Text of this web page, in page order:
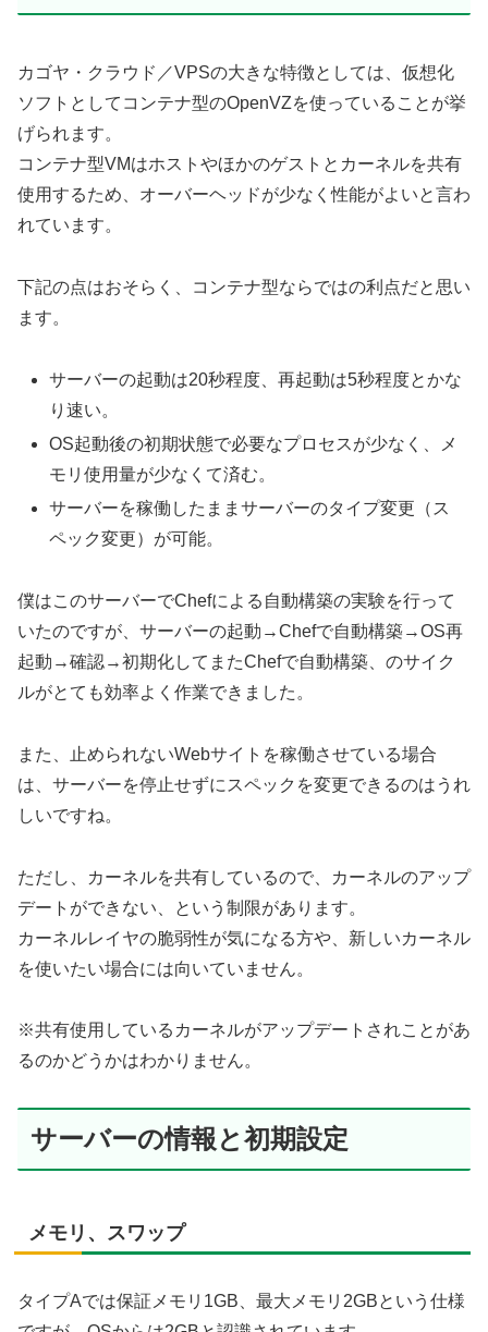
カゴヤ・クラウド／VPSの大きな特徴としては、仮想化
ソフトとしてコンテナ型のOpenVZを使っていることが挙
げられます。
コンテナ型VMはホストやほかのゲストとカーネルを共有
使用するため、オーバーヘッドが少なく性能がよいと言わ
れています。
下記の点はおそらく、コンテナ型ならではの利点だと思い
ます。
サーバーの起動は20秒程度、再起動は5秒程度とかな
り速い。
OS起動後の初期状態で必要なプロセスが少なく、メ
モリ使用量が少なくて済む。
サーバーを稼働したままサーバーのタイプ変更（ス
ペック変更）が可能。
僕はこのサーバーでChefによる自動構築の実験を行って
いたのですが、サーバーの起動→Chefで自動構築→OS再
起動→確認→初期化してまたChefで自動構築、のサイク
ルがとても効率よく作業できました。
また、止められないWebサイトを稼働させている場合
は、サーバーを停止せずにスペックを変更できるのはうれ
しいですね。
ただし、カーネルを共有しているので、カーネルのアップ
デートができない、という制限があります。
カーネルレイヤの脆弱性が気になる方や、新しいカーネル
を使いたい場合には向いていません。
※共有使用しているカーネルがアップデートされことがあ
るのかどうかはわかりません。
サーバーの情報と初期設定
メモリ、スワップ
タイプAでは保証メモリ1GB、最大メモリ2GBという仕様